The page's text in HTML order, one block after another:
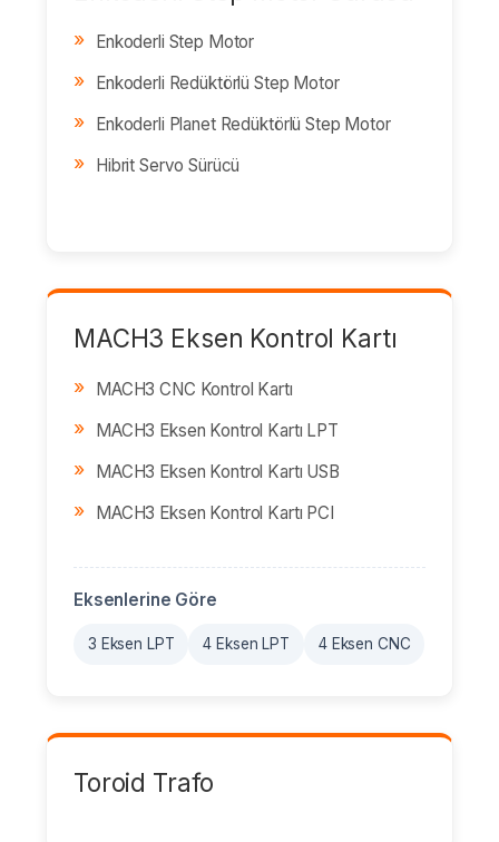
Enkoderli Step Motor
Enkoderli Redüktörlü Step Motor
Enkoderli Planet Redüktörlü Step Motor
Hibrit Servo Sürücü
MACH3 Eksen Kontrol Kartı
MACH3 CNC Kontrol Kartı
MACH3 Eksen Kontrol Kartı LPT
MACH3 Eksen Kontrol Kartı USB
MACH3 Eksen Kontrol Kartı PCI
Eksenlerine Göre
3 Eksen LPT 4 Eksen LPT 4 Eksen CNC
Toroid Trafo